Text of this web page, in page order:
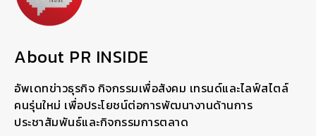
About PR INSIDE
อัพเดทข่าวธุรกิจ กิจกรรมเพื่อสังคม เทรนด์และไลฟ์สไตล์
คนรุ่นใหม่ เพื่อประโยชน์ต่อการพัฒนางานด้านการ
ประชาสัมพันธ์และกิจกรรมการตลาด